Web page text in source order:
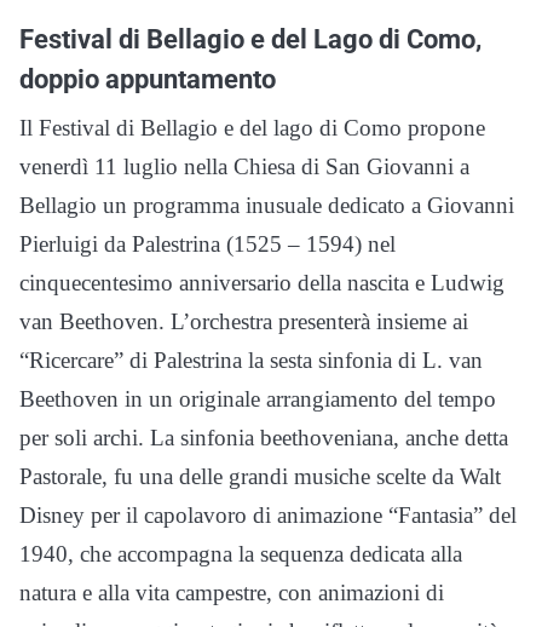
Festival di Bellagio e del Lago di Como,
doppio appuntamento
Il Festival di Bellagio e del lago di Como propone
venerdì 11 luglio nella Chiesa di San Giovanni a
Bellagio un programma inusuale dedicato a Giovanni
Pierluigi da Palestrina (1525 – 1594) nel
cinquecentesimo anniversario della nascita e Ludwig
van Beethoven. L’orchestra presenterà insieme ai
“Ricercare” di Palestrina la sesta sinfonia di L. van
Beethoven in un originale arrangiamento del tempo
per soli archi. La sinfonia beethoveniana, anche detta
Pastorale, fu una delle grandi musiche scelte da Walt
Disney per il capolavoro di animazione “Fantasia” del
1940, che accompagna la sequenza dedicata alla
natura e alla vita campestre, con animazioni di